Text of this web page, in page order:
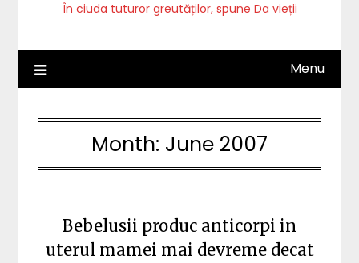
În ciuda tuturor greutăților, spune Da vieții
Menu
Month: June 2007
Bebelusii produc anticorpi in
uterul mamei mai devreme decat